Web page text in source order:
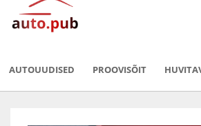
AUTOUUDISED PROOVISÕIT